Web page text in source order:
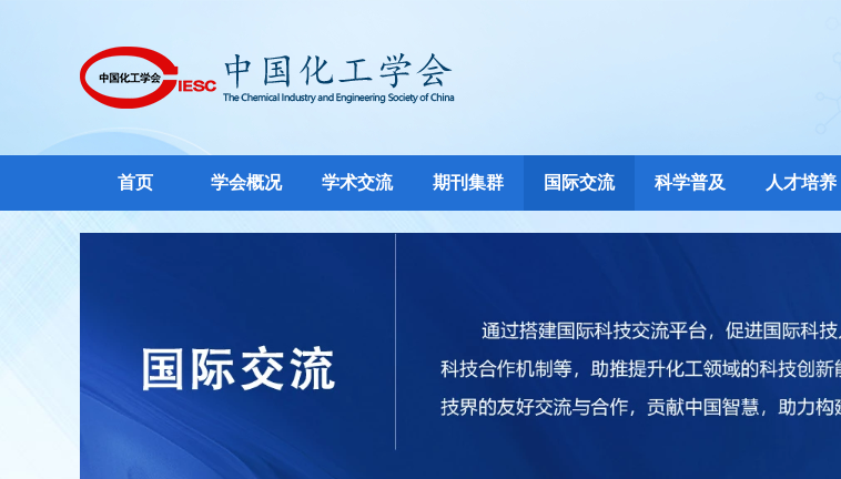
首页 学会概况 学术交流 期刊集群 国际交流 科学普及 人才培养